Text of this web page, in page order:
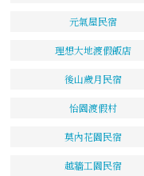
元氣屋民宿
理想大地渡假飯店
後山歲月民宿
怡園渡假村
莫內花園民宿
越牆工園民宿